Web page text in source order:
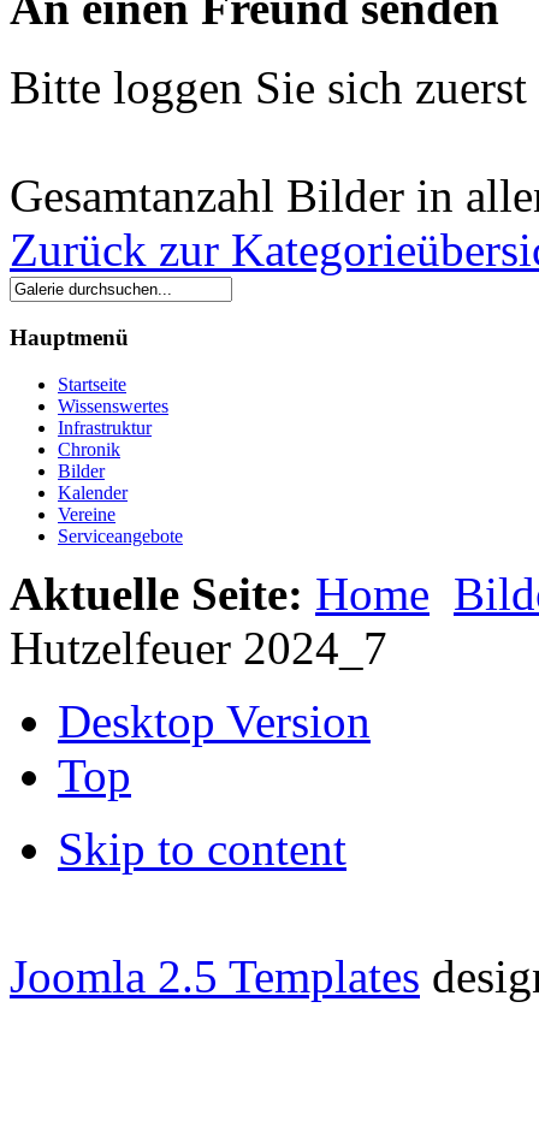
Bitte loggen Sie sich
Gesamtanzahl Bilder in
Zurück zur
Hauptmenü
Startseite
Wissenswertes
Infrastruktur
Chronik
Bilder
Kalender
Vereine
Serviceangebote
Aktuelle Seite: Home
Hutzelfeuer 2024_7
Desktop Version
Top
Skip to content
Joomla 2.5 Templates